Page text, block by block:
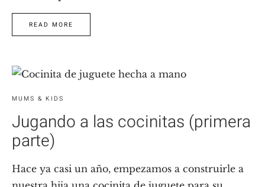
READ MORE
MUMS & KIDS
Jugando a las cocinitas (primera
parte)
Hace ya casi un año, empezamos a construirle a